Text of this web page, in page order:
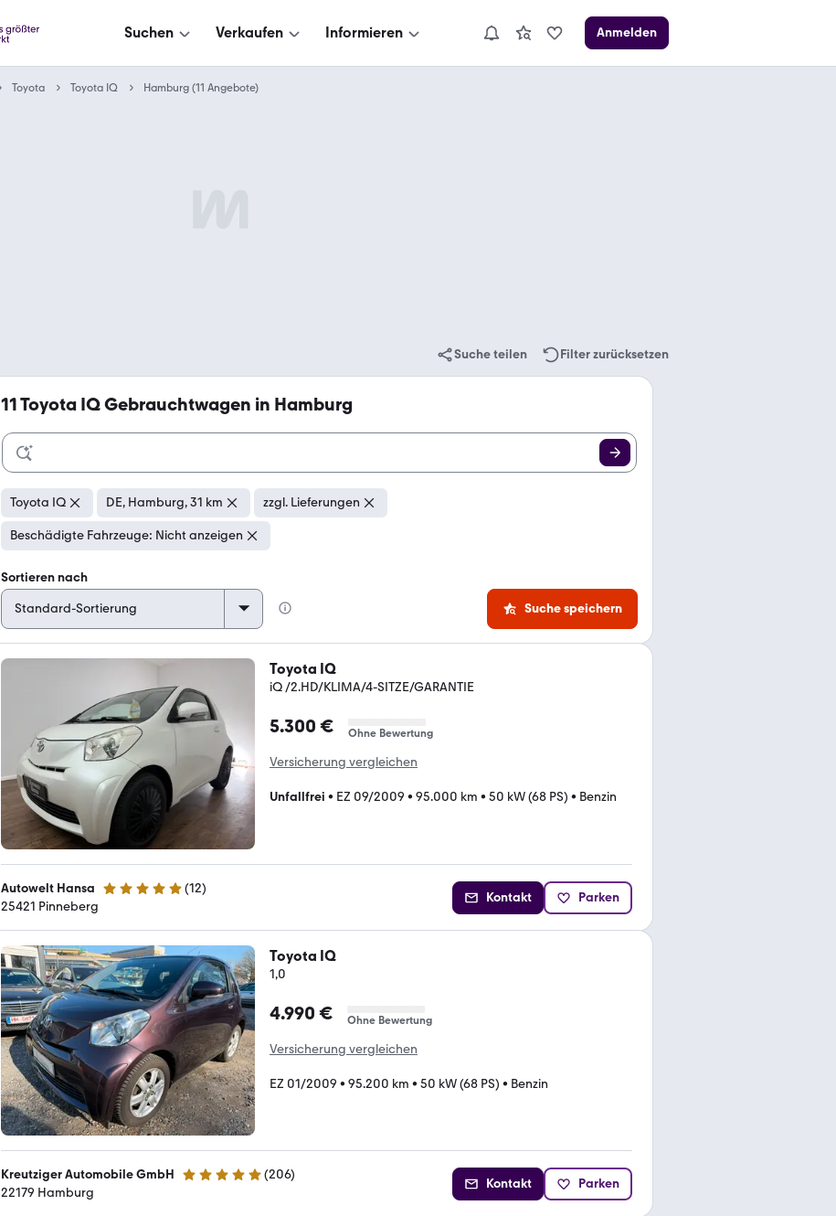
Suchen Verkaufen Informieren Anmelden
Toyota Toyota IQ Hamburg (11 Angebote)
Suche teilen Filter zurücksetzen
11Toyota IQ Gebrauchtwagen in Hamburg
Toyota IQ DE, Hamburg, 31 km zzgl. Lieferungen
Beschädigte Fahrzeuge: Nicht anzeigen
Sortieren nach
Suche speichern
Toyota IQ
iQ /2.HD/KLIMA/4-SITZE/GARANTIE
5.300 € Ohne Bewertung
Versicherung vergleichen
Unfallfrei • EZ 09/2009 • 95.000 km • 50 kW (68 PS) • Benzin
Autowelt Hansa 4.9 Sterne (12)
25421 Pinneberg
Kontakt Parken
Toyota IQ
1,0
4.990 € Ohne Bewertung
Versicherung vergleichen
EZ 01/2009 • 95.200 km • 50 kW (68 PS) • Benzin
Kreutziger Automobile GmbH 5 Sterne (206)
22179 Hamburg
Kontakt Parken